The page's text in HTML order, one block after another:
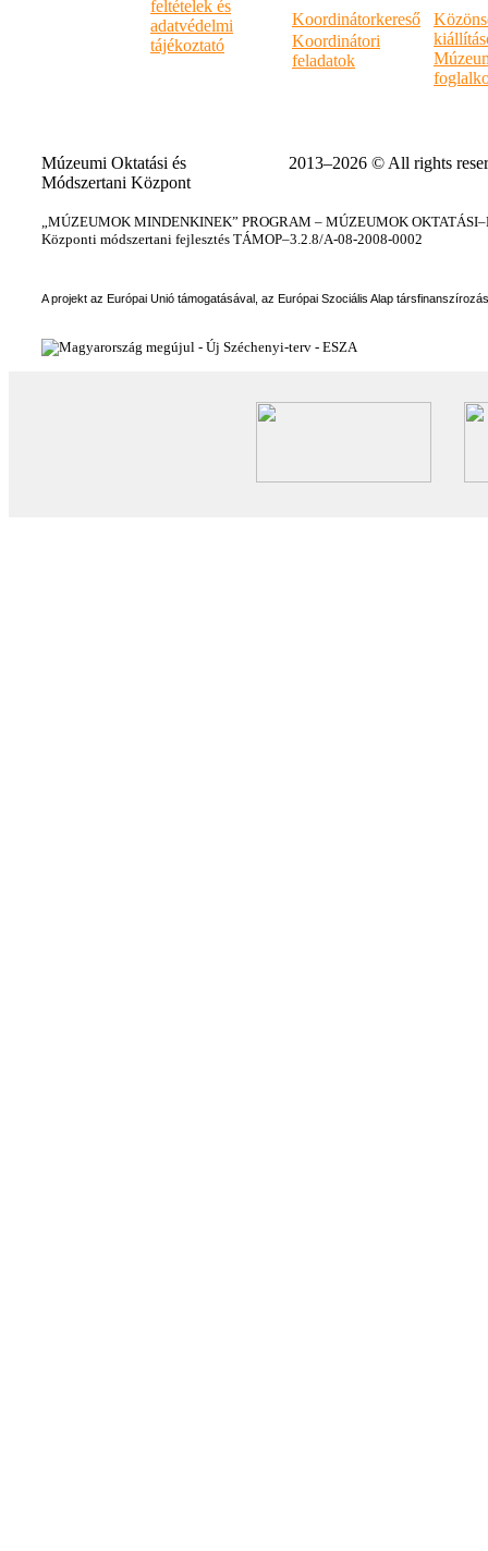
feltételek és
adatvédelmi
tájékoztató
Koordinátorkereső
Koordinátori
feladatok
Múzeumi Oktatási és
Módszertani Központ
2013–2026 © All rights
„MÚZEUMOK MINDENKINEK” PROGRAM – MÚZEUMOK
Központi módszertani fejlesztés TÁMOP–3.2.8/A-08-2008-0002
A projekt az Európai Unió támogatásával, az Európai Szociális Alap